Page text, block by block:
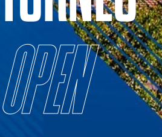
SCOREBOARD
STREAMING
Open